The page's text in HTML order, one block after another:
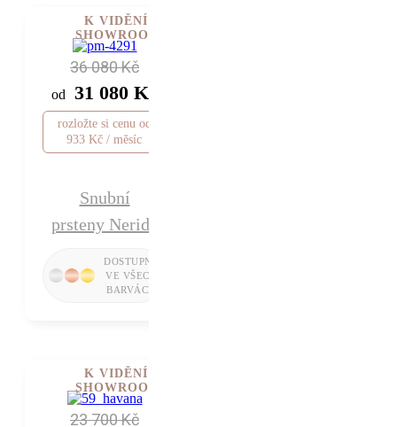
36 080 Kč
od 31 080 Kč
rozložte si cenu od
933 Kč / měsíc
Snubní
prsteny Nerida
K VIDĚNÍ V
SHOWROOMU
23 700 Kč
K VIDĚNÍ V
SHOWROOMU